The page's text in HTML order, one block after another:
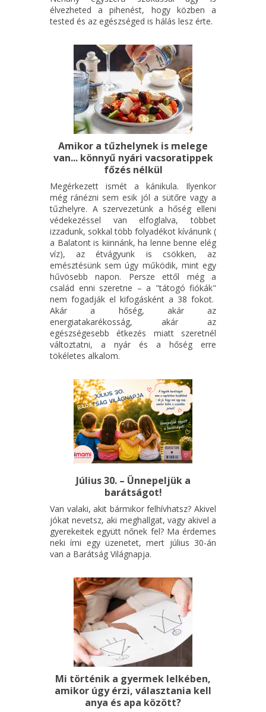
élvezheted a pihenést, hogy közben a
tested és az egészséged is hálás lesz érte.
Amikor a tűzhelynek is melege
van... könnyű nyári vacsoratippek
főzés nélkül
Megérkezett ismét a kánikula. Ilyenkor
még ránézni sem esik jól a sütőre vagy a
tűzhelyre. A szervezetünk a hőség elleni
védekezéssel van elfoglalva, többet
izzadunk, sokkal több folyadékot kívánunk (
a Balatont is kiinnánk, ha lenne benne elég
víz), az étvágyunk is csökken, az
emésztésünk sem úgy működik, mint egy
hűvösebb napon. Persze ettől még a
család enni szeretne – a "tátogó fiókák"
nem fogadják el kifogásként a 38 fokot.
Akár a hőség, akár az
energiatakarékosság, akár az
egészségesebb étkezés miatt szeretnél
változtatni, a nyár és a hőség erre
tökéletes alkalom.
Július 30. – Ünnepeljük a
barátságot!
Van valaki, akit bármikor felhívhatsz? Akivel
jókat nevetsz, aki meghallgat, vagy akivel a
gyerekeitek együtt nőnek fel? Ma érdemes
neki írni egy üzenetet, mert július 30-án
van a Barátság Világnapja.
Mi történik a gyermek lelkében,
amikor úgy érzi, választania kell
anya és apa között?